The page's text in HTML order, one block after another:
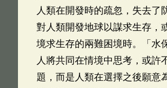
人類在開發時的疏忽，失去了
對人類開發地球以謀求生存，
境求生存的兩難困境時。「水
人將共同在情境中思考，或許
題，而是人類在選擇之後願意